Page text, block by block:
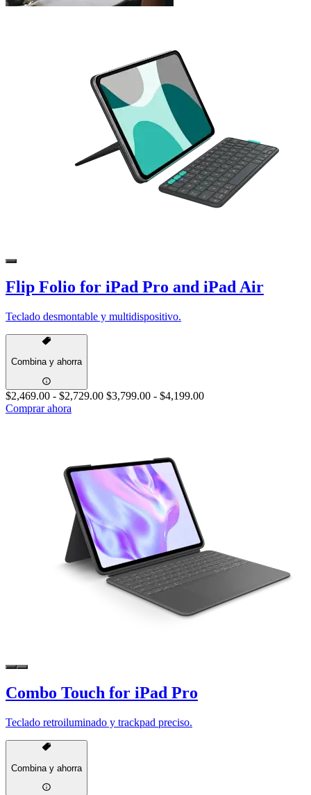
Flip Folio for iPad Pro and iPad Air
Teclado desmontable y multidispositivo.
Combina y ahorra
$2,469.00 - $2,729.00 $3,799.00 - $4,199.00
Comprar ahora
Combo Touch for iPad Pro
Teclado retroiluminado y trackpad preciso.
Combina y ahorra